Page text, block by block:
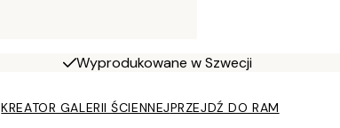
Wyprodukowane w Szwecji
KREATOR GALERII ŚCIENNEJPRZEJDŹ DO RAM